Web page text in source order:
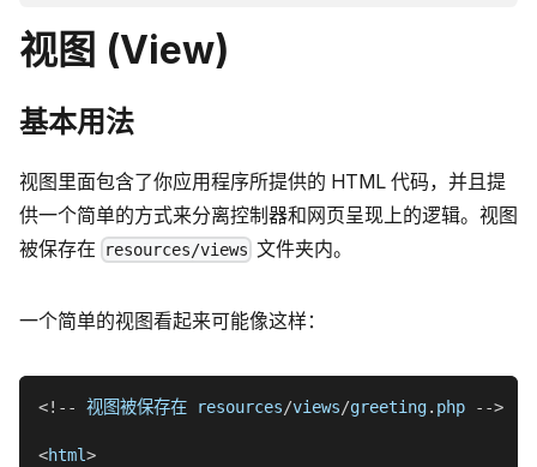
视图 (View)
基本用法
视图里面包含了你应用程序所提供的 HTML 代码，并且提
供一个简单的方式来分离控制器和网页呈现上的逻辑。视图
被保存在
resources/views 文件夹内。
一个简单的视图看起来可能像这样：
<! -- 视图被保存在 resources/views/greeting. php -->
<html>